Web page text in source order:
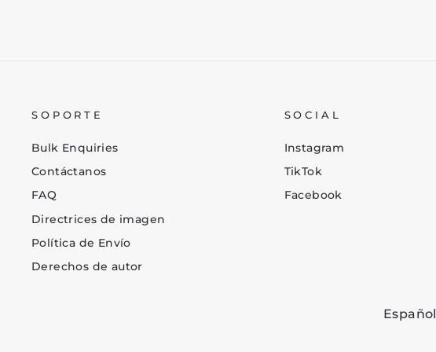
SOPORTE
Bulk Enquiries
Contáctanos
FAQ
Directrices de imagen
Política de Envío
Derechos de autor
SOCIAL
Instagram
TikTok
Facebook
Español